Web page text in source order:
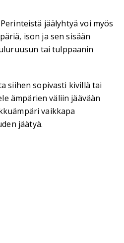
jäälyhtyä voi myös
ison ja sen sisään
tai tulppaanin
siihen sopivasti kivillä tai
ämpärien väliin jäävään
vaikkapa
jäätyä.